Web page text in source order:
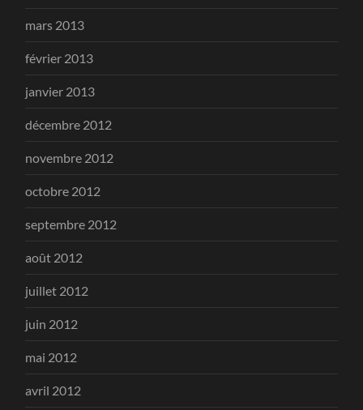
mars 2013
février 2013
janvier 2013
décembre 2012
novembre 2012
octobre 2012
septembre 2012
août 2012
juillet 2012
juin 2012
mai 2012
avril 2012